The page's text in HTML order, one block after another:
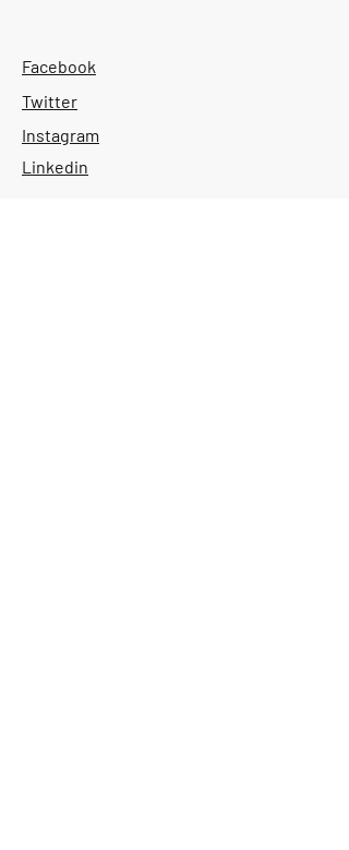
Facebook
Twitter
Instagram
Linkedin